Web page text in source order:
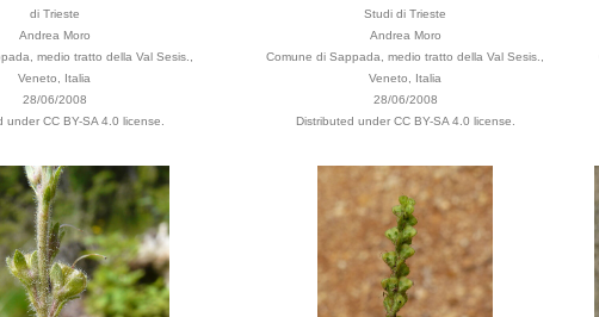
di Trieste
Andrea Moro
medio tratto della Val Sesis.,
Veneto, Italia
28/06/2008
under CC BY-SA 4.0 license.
Studi di Trieste
Andrea Moro
Comune di Sappada, medio tratto della Val Sesis.,
Veneto, Italia
28/06/2008
Distributed under CC BY-SA 4.0 license.